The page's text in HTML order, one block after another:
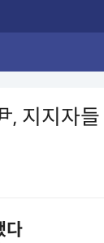
, 지지자들
다